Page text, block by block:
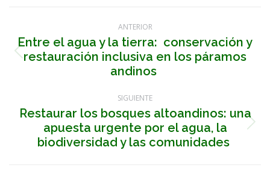
entre
publicaciones
ANTERIOR
Publicación
anterior:
Entre el agua y la tierra: conservación y
restauración inclusiva en los páramos
andinos
SIGUIENTE
Publicación
siguiente:
Restaurar los bosques altoandinos: una
apuesta urgente por el agua, la
biodiversidad y las comunidades